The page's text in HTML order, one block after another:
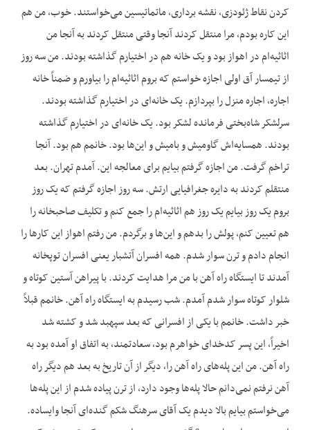
کردن نقاط ژئودزی، نقشه برداری، ماتماتیسین می‌خواستند. خوب، من هم
این کاره بودم، مرا منتقل کردند آنجا وقتی منتقل کردند به آنجا من
اثاثیه‌ام در اهواز بود و یک خانه هم در اختیارم گذاشته بودند. من سه روز
از تیمسار آق اولی اجازه خواستم که بروم اثاثیه‌ام را بیاورم و ضمناً خانه
اجاره، اجاره منزل را بپردازم. یک خانه‌ای در اختیارم گذاشته بودند.
سرلشکر شاه‌بختی فرمانده لشکر بود. یک خانه‌ای در اختیارم گذاشته
بودند. همسایه‌اش گاومیش و بامیش و این‌ها بود. خانمم هم بود. آنجا
تراخم گرفت. من اجازه گرفتم بیایم برای معالجه این. آمدم تهران. بعد
منتقلم کردند به دایره جغرافیایی ارتش. سه روز اجازه گرفتم که یک روز
بروم یک روز بیایم یک روز هم اثاثیه‌ام را جمع کنم و تکلیف صاحبخانه را
هم تعیین کنم، پولش را بدهم و این‌ها و برگردم. من رفتم اهواز این کارها را
انجام دادم و ترن سوار شدم. همه افسران آتشبار یعنی افسران توپخانه
آمدند تا ایستگاه راه آهن با من مرا هدایت کردند. با پیراهن آستین کوتاه و
شلوار کوتاه سوار شدم آمدم. شب رسیدم به ایستگاه راه آهن. خانمم قبلاً
خبر داشت. خانمم با یکی از افسرانی که بعد سپهبد شد و کشته شد
اخیراً، این پسر کدخدای خواهرم بود، سعادتمند، به اتفاق او آمده بود به
راه آهن. من این پله‌های راه آهن را، دیگر از آن تاریخ به بعد هم دیگر راه
آهن نرفتم نمی‌دانم حالا پله‌ها وجود دارد، از ترن پیاده شدم از این پله‌ها
می‌خواستم بیایم بالا دیدم یک آقای سرهنگ شکم گنده‌ای آنجا وایساده.